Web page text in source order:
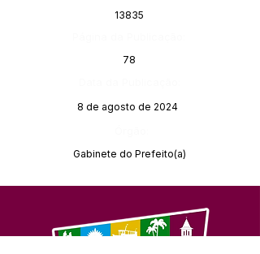
13835
78
8 de agosto de 2024
Gabinete do Prefeito(a)